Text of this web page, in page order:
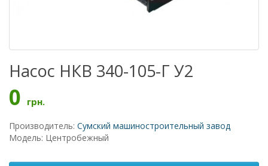
Насос НКВ 340-105-Г У2
0 грн.
Производитель: Сумский машиностроительный завод
Модель: Центробежный